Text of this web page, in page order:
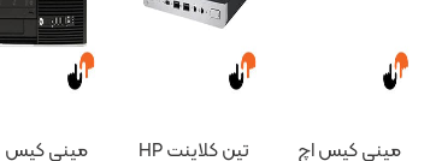
مینی کیس اچ
تین کلاینت HP
مینی کیس